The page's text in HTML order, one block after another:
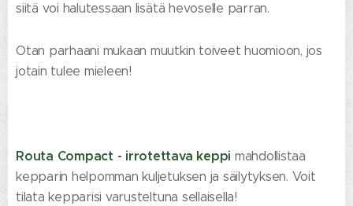
siitä voi halutessaan lisätä hevoselle parran.
Otan parhaani mukaan muutkin toiveet huomioon, jos
jotain tulee mieleen!
Routa Compact - irrotettava keppi mahdollistaa
kepparin helpomman kuljetuksen ja säilytyksen. Voit
tilata kepparisi varusteltuna sellaisella!